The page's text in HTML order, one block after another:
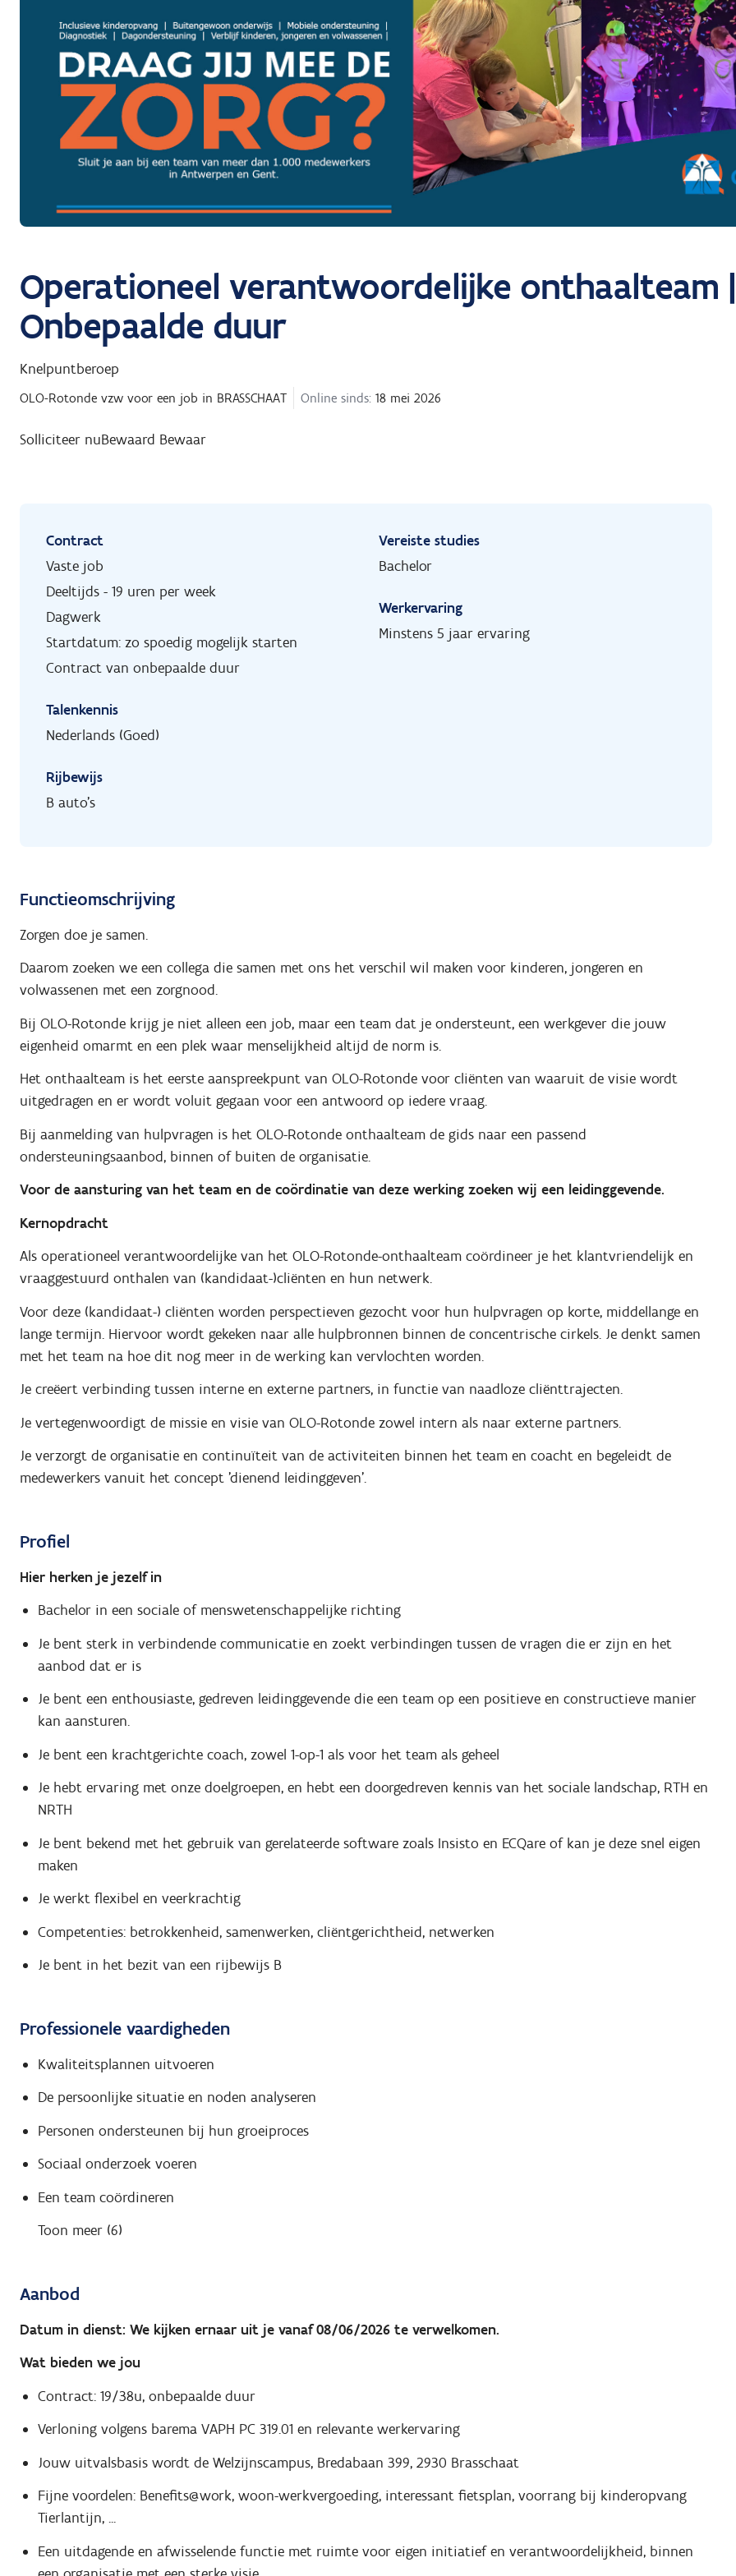
Operationeel verantwoordelijke onthaalteam
Onbepaalde duur
Knelpuntberoep
OLO-Rotonde vzw voor een job in BRASSCHAAT Online sinds: 18 mei 2026
Solliciteer nuBewaard Bewaar
Contract
Vaste job
Deeltijds - 19 uren per week
Dagwerk
Startdatum: zo spoedig mogelijk starten
Contract van onbepaalde duur
Talenkennis
Nederlands (Goed)
Rijbewijs
B auto's
Vereiste studies
Bachelor
Werkervaring
Minstens 5 jaar ervaring
Functieomschrijving
Zorgen doe je samen.
Daarom zoeken we een collega die samen met ons het verschil wil maken voor kinderen, jongeren en
volwassenen met een zorgnood.
Bij OLO-Rotonde krijg je niet alleen een job, maar een team dat je ondersteunt, een werkgever die jouw
eigenheid omarmt en een plek waar menselijkheid altijd de norm is.
Het onthaalteam is het eerste aanspreekpunt van OLO-Rotonde voor cliënten van waaruit de visie wordt
uitgedragen en er wordt voluit gegaan voor een antwoord op iedere vraag.
Bij aanmelding van hulpvragen is het OLO-Rotonde onthaalteam de gids naar een passend
ondersteuningsaanbod, binnen of buiten de organisatie.
Voor de aansturing van het team en de coördinatie van deze werking zoeken wij een leidinggevende.
Kernopdracht
Als operationeel verantwoordelijke van het OLO-Rotonde-onthaalteam coördineer je het klantvriendelijk en
vraaggestuurd onthalen van (kandidaat-)cliënten en hun netwerk.
Voor deze (kandidaat-) cliënten worden perspectieven gezocht voor hun hulpvragen op korte, middellange en
lange termijn. Hiervoor wordt gekeken naar alle hulpbronnen binnen de concentrische cirkels. Je denkt samen
met het team na hoe dit nog meer in de werking kan vervlochten worden.
Je creëert verbinding tussen interne en externe partners, in functie van naadloze cliënttrajecten.
Je vertegenwoordigt de missie en visie van OLO-Rotonde zowel intern als naar externe partners.
Je verzorgt de organisatie en continuïteit van de activiteiten binnen het team en coacht en begeleidt de
medewerkers vanuit het concept 'dienend leidinggeven'.
Profiel
Hier herken je jezelf in
Bachelor in een sociale of menswetenschappelijke richting
Je bent sterk in verbindende communicatie en zoekt verbindingen tussen de vragen die er zijn en het
aanbod dat er is
Je bent een enthousiaste, gedreven leidinggevende die een team op een positieve en constructieve manier
kan aansturen.
Je bent een krachtgerichte coach, zowel 1-op-1 als voor het team als geheel
Je hebt ervaring met onze doelgroepen, en hebt een doorgedreven kennis van het sociale landschap, RTH en
NRTH
Je bent bekend met het gebruik van gerelateerde software zoals Insisto en ECQare of kan je deze snel eigen
maken
Je werkt flexibel en veerkrachtig
Competenties: betrokkenheid, samenwerken, cliëntgerichtheid, netwerken
Je bent in het bezit van een rijbewijs B
Professionele vaardigheden
Kwaliteitsplannen uitvoeren
De persoonlijke situatie en noden analyseren
Personen ondersteunen bij hun groeiproces
Sociaal onderzoek voeren
Een team coördineren
Toon meer (6)
Aanbod
Datum in dienst: We kijken ernaar uit je vanaf 08/06/2026 te verwelkomen.
Wat bieden we jou
Contract: 19/38u, onbepaalde duur
Verloning volgens barema VAPH PC 319.01 en relevante werkervaring
Jouw uitvalsbasis wordt de Welzijnscampus, Bredabaan 399, 2930 Brasschaat
Fijne voordelen: Benefits@work, woon-werkvergoeding, interessant fietsplan, voorrang bij kinderopvang
Tierlantijn, ...
Een uitdagende en afwisselende functie met ruimte voor eigen initiatief en verantwoordelijkheid, binnen